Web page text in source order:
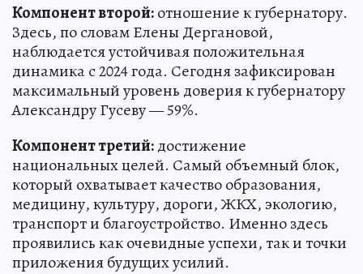
Компонент второй:отношение к губернатору.
Здесь, по словам Елены Дергановой,
наблюдается устойчивая положительная
динамика с 2024 года. Сегодня зафиксирован
максимальный уровень доверия к губернатору
Александру Гусеву — 59%.
Компонент третий:достижение
национальных целей. Самый объемный блок,
который охватывает качество образования,
медицину, культуру, дороги, ЖКХ, экологию,
транспорт и благоустройство. Именно здесь
проявились как очевидные успехи, так и точки
приложения будущих усилий.